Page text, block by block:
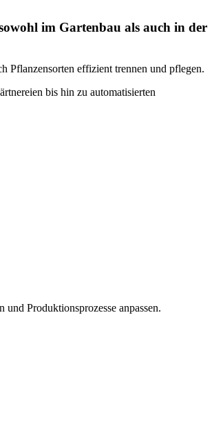
im Gartenbau als auch in der
Pflanzensorten effizient trennen und pflegen.
bis hin zu automatisierten
Produktionsprozesse anpassen.